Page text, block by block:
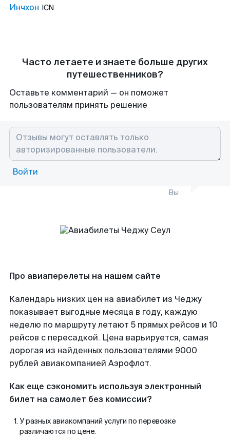
Инчхон ICN
Часто летаете и знаете больше других
путешественников?
Оставьте комментарий — он поможет
пользователям принять решение
Войти
Вы
Про авиаперелеты на нашем сайте
Календарь низких цен на авиабилет из Чеджу
показывает выгодные месяца в году, каждую
неделю по маршруту летают 5 прямых рейсов и 10
рейсов с пересадкой. Цена варьируется, самая
дорогая из найденных пользователями 9000
рублей авиакомпанией Аэрофлот.
Как еще сэкономить используя электронный
билет на самолет без комиссии?
У разных авиакомпаний услуги по перевозке
различаются по цене.